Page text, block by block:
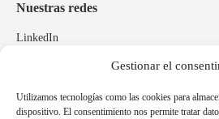
Gestionar el
Utilizamos tecnologías como las cookies para
dispositivo. El consentimiento nos permite tratar
Nuestras redes
LinkedIn